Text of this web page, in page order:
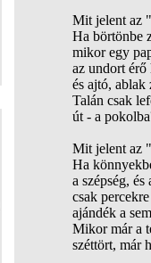
Mit jelent az
Ha börtönbe
mikor egy
az undort érő
és ajtó, ablak
Talán csak
út - a
Mit jelent az
Ha
a szépség, és
csak
ajándék a
Mikor már a
széttört, már